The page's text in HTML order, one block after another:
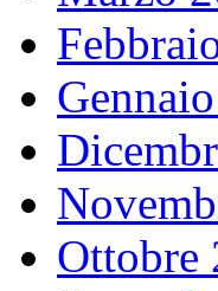
Ottobre